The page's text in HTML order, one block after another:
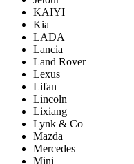
KAIYI
Kia
LADA
Lancia
Land Rover
Lexus
Lifan
Lincoln
Lixiang
Lynk & Co
Mazda
Mercedes
Mini